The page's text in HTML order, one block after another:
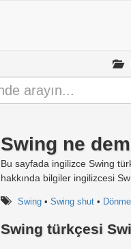
Swing ne
Bu sayfada ingilizce Swing
hakkında bilgiler ingilizcesi
Swing • Swing shut •
Swing türkçesi